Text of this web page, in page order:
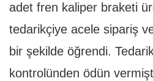
adet fren kaliper braketi
tedarikçiye acele sipariş
bir şekilde öğrendi.
kontrolünden ödün